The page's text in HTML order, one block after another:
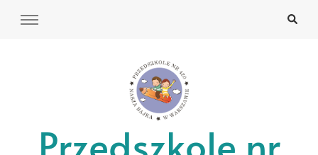
Przedszkole nr